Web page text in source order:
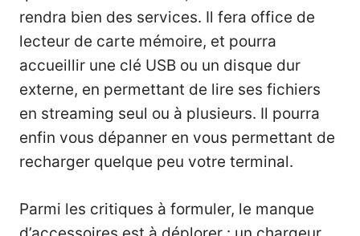
rendra bien des services. Il fera office de
lecteur de carte mémoire, et pourra
accueillir une clé USB ou un disque dur
externe, en permettant de lire ses fichiers
en streaming seul ou à plusieurs. Il pourra
enfin vous dépanner en vous permettant de
recharger quelque peu votre terminal.
Parmi les critiques à formuler, le manque